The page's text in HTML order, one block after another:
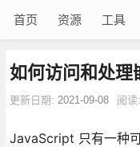
首页 资源 工具
如何访问和处理
更新日期: 2021-09-08 阅读:
JavaScript 只有一种